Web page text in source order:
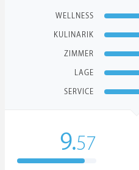
WELLNESS
KULINARIK
ZIMMER
LAGE
SERVICE
9.57